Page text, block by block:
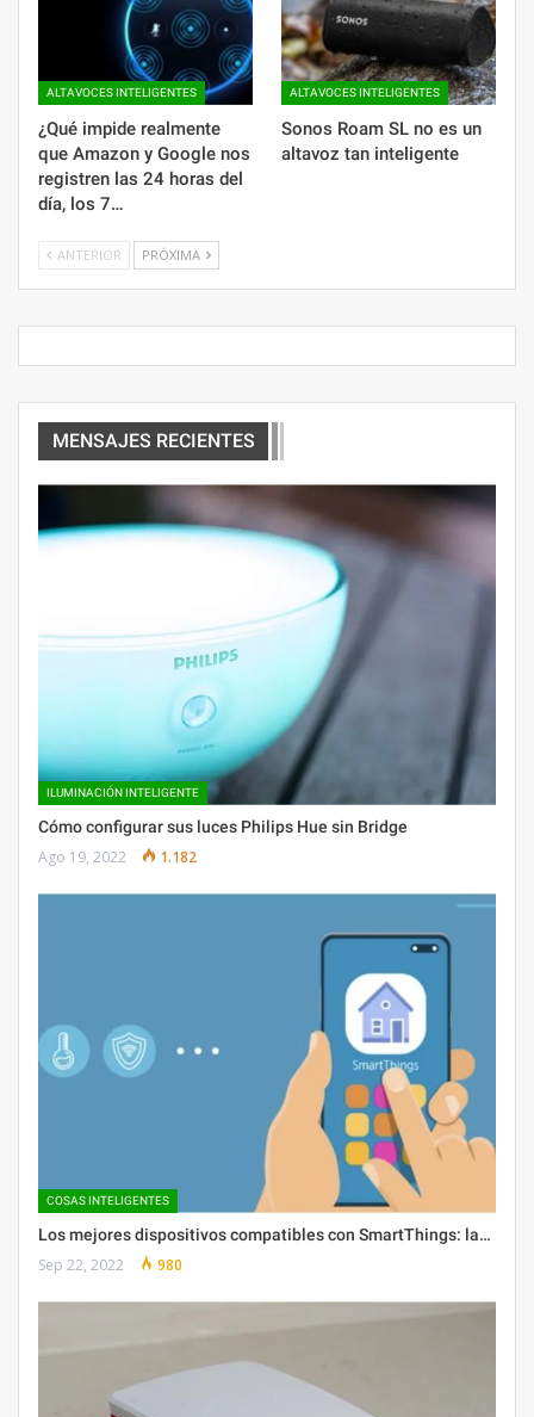
ALTAVOCES INTELIGENTES
¿Qué impide realmente
que Amazon y Google nos
registren las 24 horas del
día, los 7…
ALTAVOCES INTELIGENTES
Sonos Roam SL no es un
altavoz tan inteligente
ANTERIOR PRÓXIMA
MENSAJES RECIENTES
ILUMINACIÓN INTELIGENTE
Cómo configurar sus luces Philips Hue sin Bridge
Ago 19, 2022 1.182
COSAS INTELIGENTES
Los mejores dispositivos compatibles con SmartThings: la…
Sep 22, 2022 980